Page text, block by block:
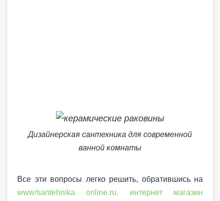
Дизайнерская сантехника для современной
ванной комнаты
Все эти вопросы легко решить, обратившись на
www/santehnika online.ru. интернет магазин